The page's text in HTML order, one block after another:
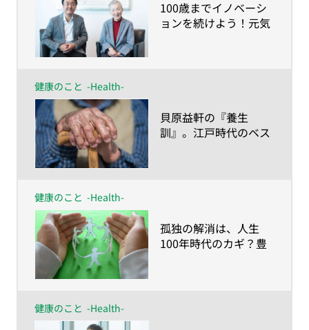
​100歳までイノベーシ
ョンを続けよう！元気
健康のこと -Health-
​貝原益軒の『養生
訓』。江戸時代のベス
健康のこと -Health-
​孤独の解消は、人生
100年時代のカギ？豊
健康のこと -Health-